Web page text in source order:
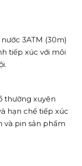
3ATM (30m)
tiếp xúc với môi
thường xuyên
hạn chế tiếp xúc
và pin sản phẩm